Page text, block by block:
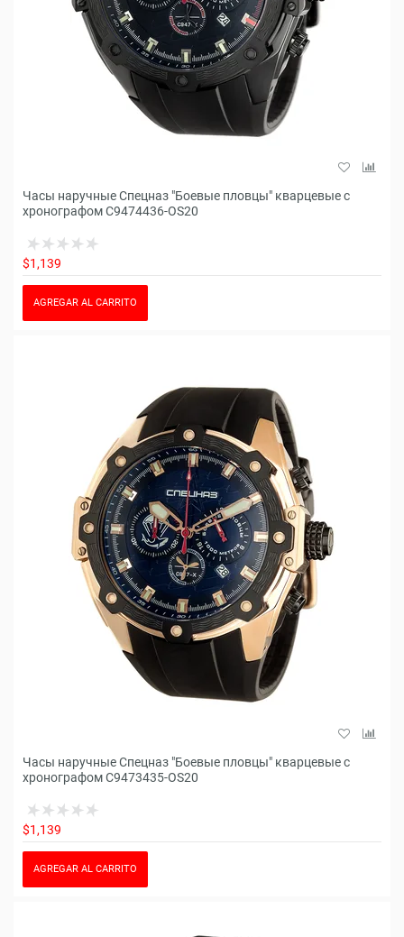
Часы наручные Спецназ "Боевые пловцы" кварцевые с
хронографом С9474436-OS20
$1,139
AGREGAR AL CARRITO
Часы наручные Спецназ "Боевые пловцы" кварцевые с
хронографом С9473435-OS20
$1,139
AGREGAR AL CARRITO